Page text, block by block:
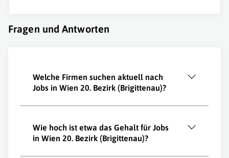
Fragen und Antworten
Welche Firmen suchen aktuell nach
Jobs in Wien 20. Bezirk (Brigittenau)?
Wie hoch ist etwa das Gehalt für Jobs
in Wien 20. Bezirk (Brigittenau)?